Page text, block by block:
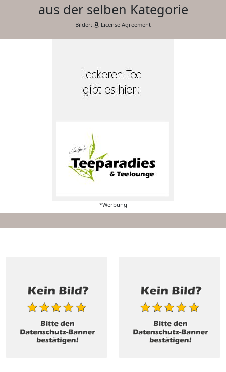
aus der selben Kategorie
Bilder: License Agreement
*Werbung